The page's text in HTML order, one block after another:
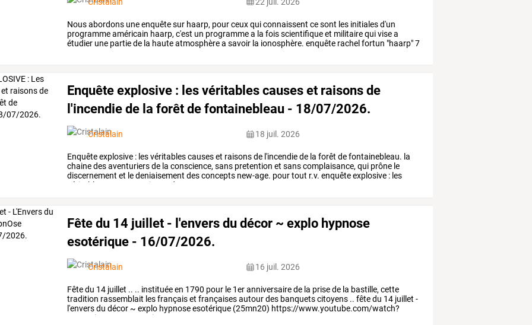
Nousabordons uneenquêtesur haarp, pourceuxquiconnaissent cesont les initialesd'un
programmeaméricain haarp, c'est un programmea la foisscientifiqueet militairequivisea
étudier une partiede la hauteatmosphèrea savoir la ionosphère. enquête rachel fortun "haarp"7
Enquête explosive : les véritables causes et raisons de
l'incendie de la forêt de fontainebleau - 18/07/2026.
Cristalain 18 juil. 2026
Enquêteexplosive : lesvéritablescauseset raisonsde l'incendiede la forêt defontainebleau. la
chainedesaventuriersde la conscience,sans pretention et sanscomplaisance,qui prône le
discernement et ledeniaisement desconcepts new-age. pourtout r.v. enquêteexplosive : les
véritables
raisons de
Fête du 14 juillet - l'envers du décor ~ explo hypnose
esotérique - 16/07/2026.
Cristalain 16 juil. 2026
Fêtedu 14 juillet .. .. instituéeen 1790 pour le 1eranniversairede la prisede la bastille,cette
tradition rassemblait lesfrançaiset françaisesautourdes banquetscitoyens .. fêtedu 14 juillet -
l'enversdu décor ~ explo hypnoseesotérique (25mn20) https://www.youtube.com/watch?
v=anpyimq5ep4
atina